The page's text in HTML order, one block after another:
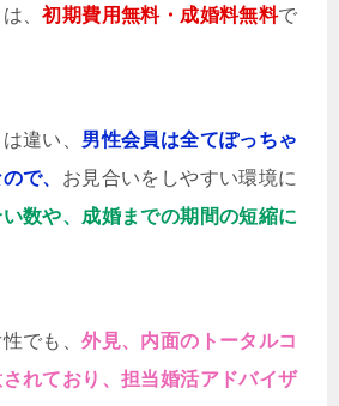
、初期費用無料・成婚料無料で
違い、 男性会員は全てぽっちゃ
で、 お見合いをしやすい環境に
数や、成婚までの期間の短縮に
でも、外見、内面のトータルコ
れており、担当婚活アドバイザ